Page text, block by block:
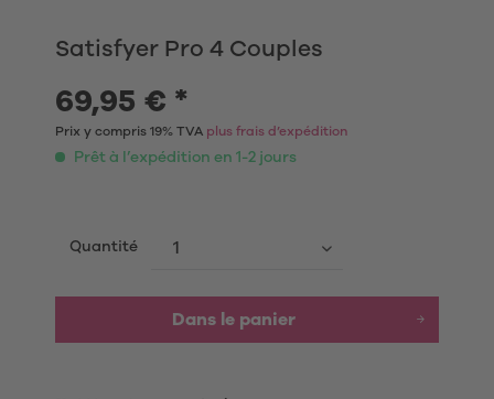
Satisfyer Pro 4 Couples
69,95 € *
Prix y compris 19% TVA plus frais d’expédition
Prêt à l’expédition en 1-2 jours
Quantité
Dans le panier